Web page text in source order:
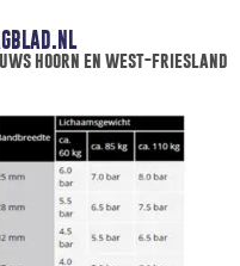
hoorn en west-friesland